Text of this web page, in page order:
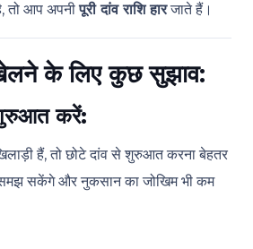
तो आप अपनीपूरी दांव राशि हारजाते हैं।
के लिए कुछ सुझाव:
करें:
हैं, तो छोटे दांव से शुरुआत करना बेहतर
सकेंगे और नुकसान का जोखिम भी कम